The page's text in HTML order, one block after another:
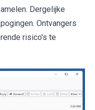
Dergelijke
Ontvangers
risico's te